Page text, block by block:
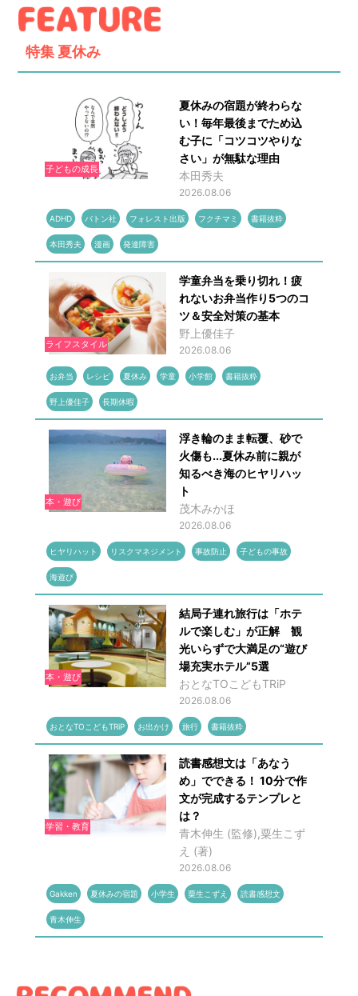
特集 夏休み
子どもの成長
夏休みの宿題が終わらな
い！毎年最後までため込
む子に「コツコツやりな
さい」が無駄な理由
本田秀夫
2026.08.06
ADHD バトン社 フォレスト出版 フクチマミ 書籍抜粋
本田秀夫 漫画 発達障害
ライフスタイル
学童弁当を乗り切れ！疲
れないお弁当作り5つのコ
ツ＆安全対策の基本
野上優佳子
2026.08.06
お弁当 レシピ 夏休み 学童 小学館 書籍抜粋
野上優佳子 長期休暇
本・遊び
浮き輪のまま転覆、砂で
火傷も...夏休み前に親が
知るべき海のヒヤリハッ
ト
茂木みかほ
2026.08.06
ヒヤリハット リスクマネジメント 事故防止 子どもの事故
海遊び
本・遊び
結局子連れ旅行は「ホテ
ルで楽しむ」が正解 観
光いらずで大満足の“遊び
場充実ホテル”5選
おとなTOこどもTRiP
2026.08.06
おとなTOこどもTRiP お出かけ 旅行 書籍抜粋
学習・教育
読書感想文は「あなう
め」でできる！ 10分で作
文が完成するテンプレと
は？
青木伸生 (監修),粟生こず
え (著)
2026.08.06
Gakken 夏休みの宿題 小学生 粟生こずえ 読書感想文
青木伸生